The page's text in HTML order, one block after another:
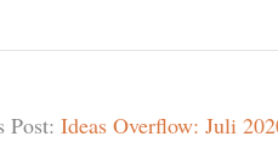
Post: Ideas Overflow: Juli